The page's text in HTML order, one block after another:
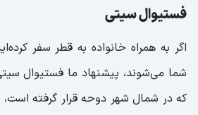
فستیوال سیتی
اگر به همراه خانواده به قطر سفر
شما می‌شوند، پیشنهاد ما فستیوال
که در شمال شهر دوحه قرار گرفته است،